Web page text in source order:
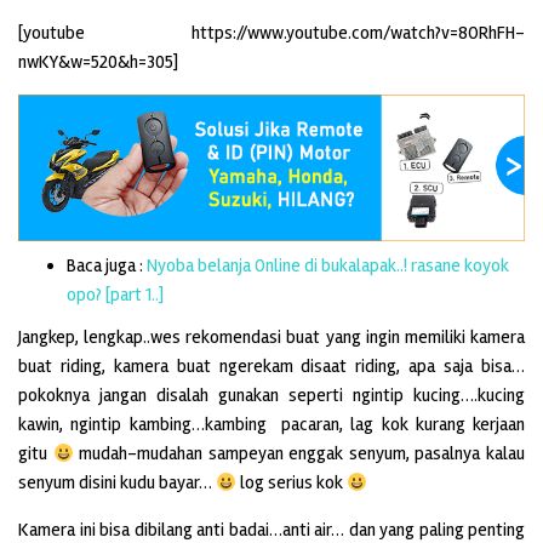
[youtube https://www.youtube.com/watch?v=8ORhFH-
nwKY&w=520&h=305]
Baca juga : Nyoba belanja Online di bukalapak..! rasane koyok
opo? [part 1..]
Jangkep, lengkap..wes rekomendasi buat yang ingin memiliki kamera
buat riding, kamera buat ngerekam disaat riding, apa saja bisa…
pokoknya jangan disalah gunakan seperti ngintip kucing….kucing
kawin, ngintip kambing…kambing pacaran, lag kok kurang kerjaan
gitu
mudah-mudahan sampeyan enggak senyum, pasalnya kalau
senyum disini kudu bayar…
log serius kok
Kamera ini bisa dibilang anti badai…anti air… dan yang paling penting